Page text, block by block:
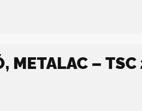
METALAC – TSC